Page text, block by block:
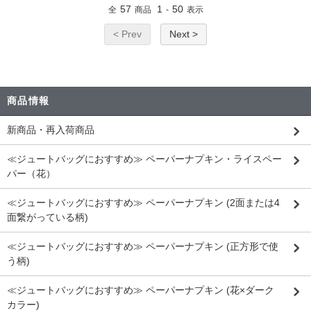
全 57 商品 1 - 50 表示
< Prev Next >
商品情報
新商品・再入荷商品
≪ジュートバッグにおすすめ≫ ペーパーナプキン・ライスペー
パー（花）
≪ジュートバッグにおすすめ≫ ペーパーナプキン (2面または4
面繋がっている柄)
≪ジュートバッグにおすすめ≫ ペーパーナプキン (正方形で使
う柄)
≪ジュートバッグにおすすめ≫ ペーパーナプキン (花×ダーク
カラー)